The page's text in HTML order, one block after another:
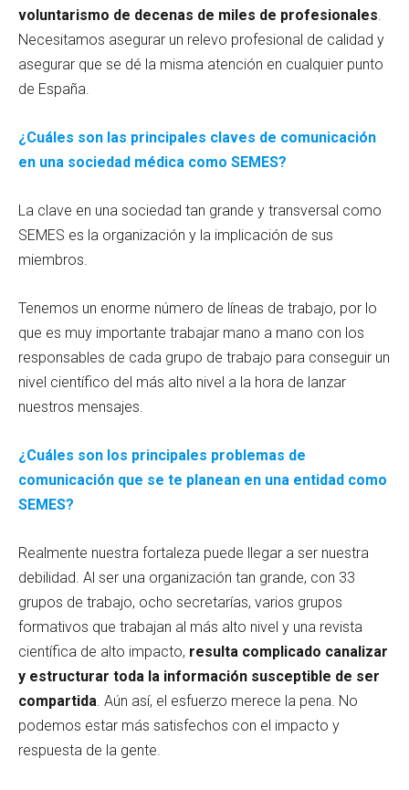
voluntarismo de decenas de miles de profesionales
Necesitamos asegurar un relevo profesional de calidad y
asegurar que se dé la misma atención en cualquier punto
de España.
¿Cuáles son las principales claves de comunicación
en una sociedad médica como SEMES?
La clave en una sociedad tan grande y transversal como
SEMES es la organización y la implicación de sus
miembros.
Tenemos un enorme número de líneas de trabajo, por lo
que es muy importante trabajar mano a mano con los
responsables de cada grupo de trabajo para conseguir un
nivel científico del más alto nivel a la hora de lanzar
nuestros mensajes.
¿Cuáles son los principales problemas de
comunicación que se te planean en una entidad como
SEMES?
Realmente nuestra fortaleza puede llegar a ser nuestra
debilidad. Al ser una organización tan grande, con 33
grupos de trabajo, ocho secretarías, varios grupos
formativos que trabajan al más alto nivel y una revista
científica de alto impacto, resulta complicado canalizar
y estructurar toda la información susceptible de ser
compartida . Aún así, el esfuerzo merece la pena. No
podemos estar más satisfechos con el impacto y
respuesta de la gente.